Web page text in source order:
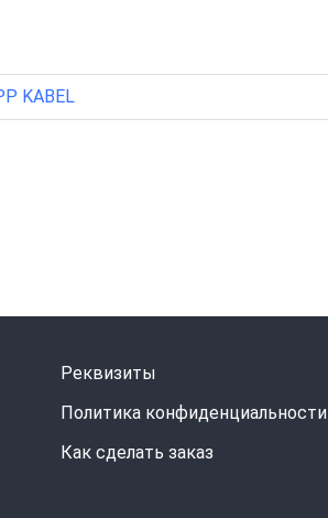
KABEL
Реквизиты
Политика конфиденциальности
Как сделать заказ